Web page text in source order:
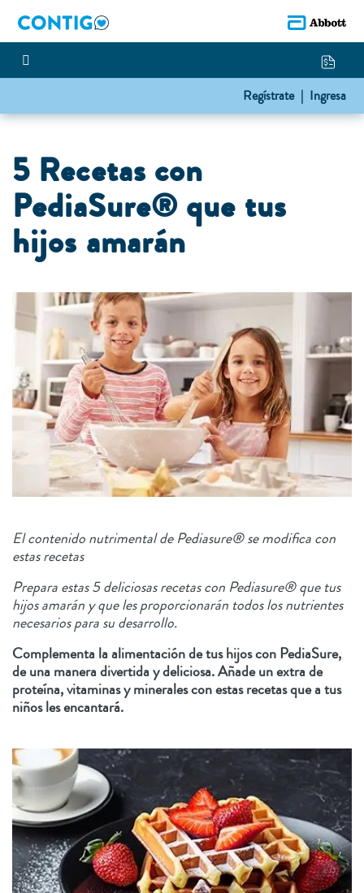
Regístrate | Ingresa
5 Recetas con
PediaSure® que tus
hijos amarán
El contenido nutrimental de Pediasure® se modifica con
estas recetas
Prepara estas 5 deliciosas recetas con Pediasure® que tus
hijos amarán y que les proporcionarán todos los nutrientes
necesarios para su desarrollo.
Complementa la alimentación de tus hijos con PediaSure,
de una manera divertida y deliciosa. Añade un extra de
proteína, vitaminas y minerales con estas recetas que a tus
niños les encantará.